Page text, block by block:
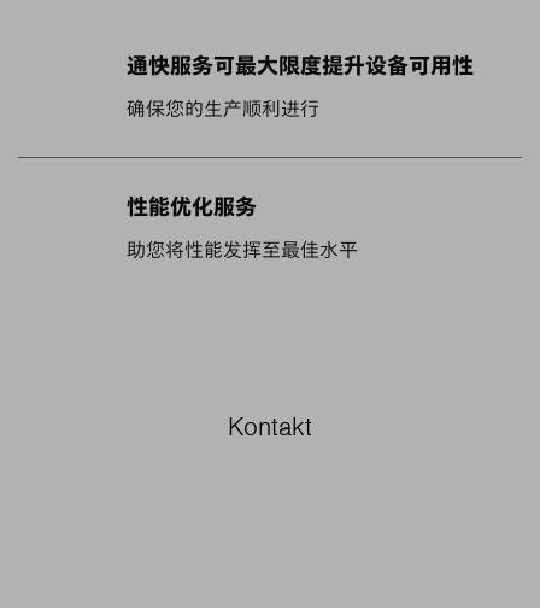
通快服务可最大限度提升设备可用性
确保您的生产顺利进行
性能优化服务
助您将性能发挥至最佳水平